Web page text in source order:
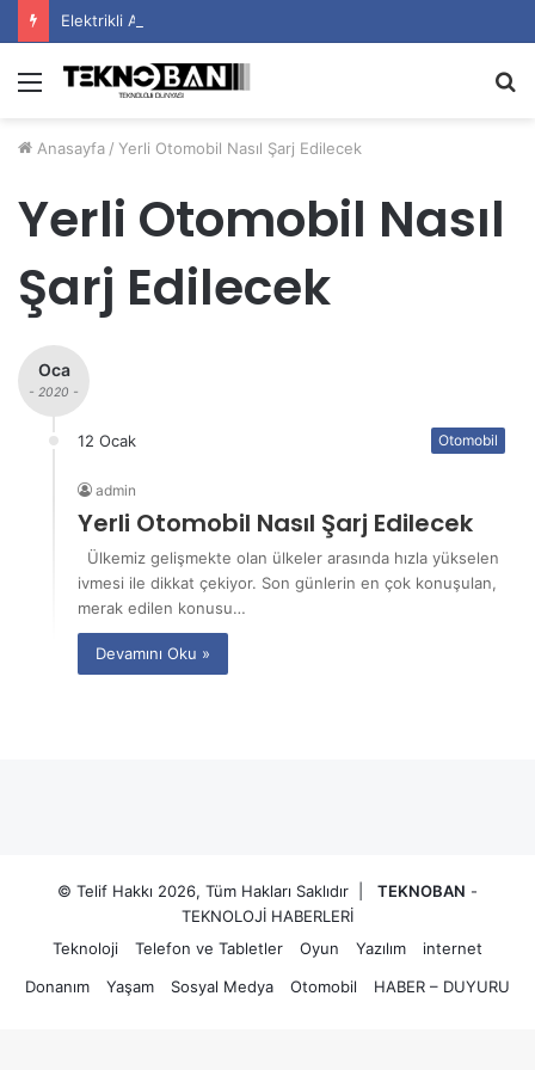
Elektrikli Araç Bataryalarının Ömrü Nasıl Uzatılır?
Menü
Anasayfa / Yerli Otomobil Nasıl Şarj Edilecek
Yerli Otomobil Nasıl
Şarj Edilecek
Oca
- 2020 -
12 Ocak Otomobil
admin
Yerli Otomobil Nasıl Şarj Edilecek
Ülkemiz gelişmekte olan ülkeler arasında hızla yükselen
ivmesi ile dikkat çekiyor. Son günlerin en çok konuşulan,
merak edilen konusu…
Devamını Oku »
© Telif Hakkı 2026, Tüm Hakları Saklıdır | TEKNOBAN -
TEKNOLOJİ HABERLERİ
Teknoloji
Telefon ve Tabletler Oyun Yazılım
internet
Donanım
Yaşam Sosyal Medya Otomobil HABER – DUYURU